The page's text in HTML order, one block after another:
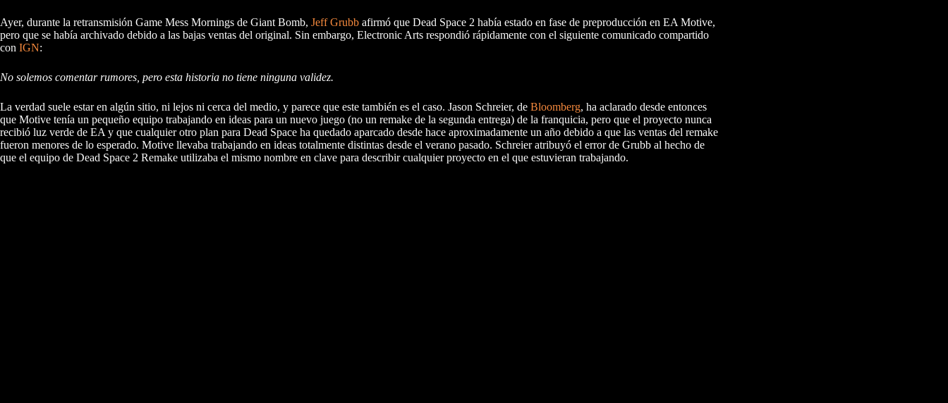
Ayer, durante la retransmisión Game Mess Mornings de Giant Bomb, Jeff Grubb afirmó que Dead Space 2 había estado en fase de preproducción en EA Motive,
pero que se había archivado debido a las bajas ventas del original. Sin embargo, Electronic Arts respondió rápidamente con el siguiente comunicado compartido
con IGN:
No solemos comentar rumores, pero esta historia no tiene ninguna validez.
La verdad suele estar en algún sitio, ni lejos ni cerca del medio, y parece que este también es el caso. Jason Schreier, de Bloomberg, ha aclarado desde entonces
que Motive tenía un pequeño equipo trabajando en ideas para un nuevo juego (no un remake de la segunda entrega) de la franquicia, pero que el proyecto nunca
recibió luz verde de EA y que cualquier otro plan para Dead Space ha quedado aparcado desde hace aproximadamente un año debido a que las ventas del remake
fueron menores de lo esperado. Motive llevaba trabajando en ideas totalmente distintas desde el verano pasado. Schreier atribuyó el error de Grubb al hecho de
que el equipo de Dead Space 2 Remake utilizaba el mismo nombre en clave para describir cualquier proyecto en el que estuvieran trabajando.